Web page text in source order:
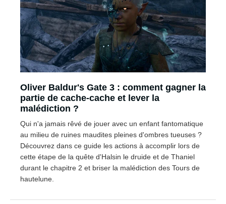
Oliver Baldur's Gate 3 : comment gagner la
partie de cache-cache et lever la
malédiction ?
Qui n'a jamais rêvé de jouer avec un enfant fantomatique
au milieu de ruines maudites pleines d'ombres tueuses ?
Découvrez dans ce guide les actions à accomplir lors de
cette étape de la quête d'Halsin le druide et de Thaniel
durant le chapitre 2 et briser la malédiction des Tours de
hautelune.